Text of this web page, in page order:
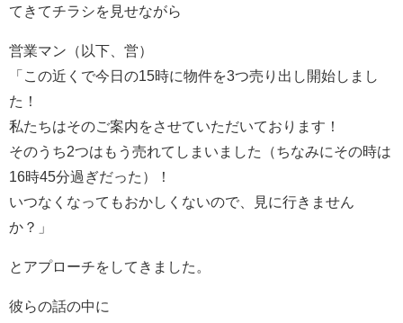
てきてチラシを見せながら
営業マン（以下、営）
「この近くで今日の15時に物件を3つ売り出し開始しまし
た！
私たちはそのご案内をさせていただいております！
そのうち2つはもう売れてしまいました（ちなみにその時は
16時45分過ぎだった）！
いつなくなってもおかしくないので、見に行きません
か？」
とアプローチをしてきました。
彼らの話の中に